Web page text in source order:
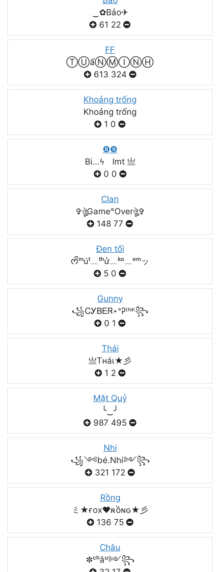
‿✿Bảo✈
61 22
FF
ⓉⓊấⓃⓂⒾⓃⒽ
613 324
Khoảng trống
Khoảng trống
1 0
❽❾
Bi...ϟ lmt 亗
0 0
Clan
✞ঔৣGame°Overঔৣ✞
148 77
Đen tối
ᰔᩚᵐúᵗ﹏ᵗʰử﹏ᵏᵒ﹏ᵉᵐッ
5 0
Gunny
꧁ᏟᎩᏴᎬᏒ‣ᐤᎮᴵᴺᴷ꧂
0 1
Thái
亗Tнáι★彡
1 2
Mặt Quỷ
╰‿╯
987 495
Nhi
꧁༺bé.Nhi༻꧂
321 172
Rồng
ミ★ғox♥️ʀồɴԍ★彡
136 75
Châu
✼ᶜʰâᵘ༻꧂